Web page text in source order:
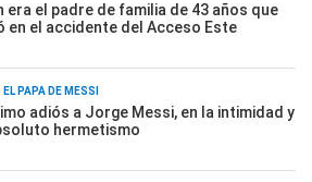
era el padre de familia de 43 años que
en el accidente del Acceso Este
EL PAPÁ DE MESSI
adiós a Jorge Messi, en la intimidad y
hermetismo